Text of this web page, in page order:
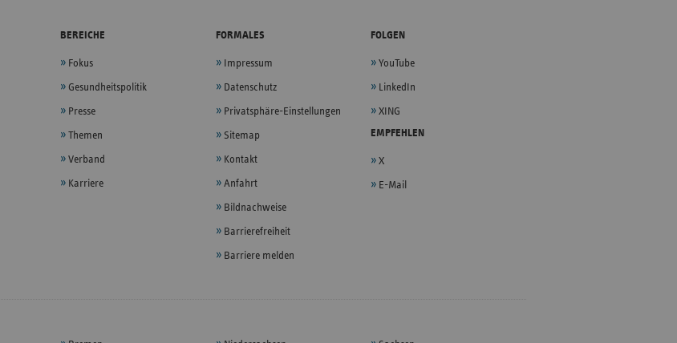
BEREICHE
Fokus
Gesundheitspolitik
Presse
Themen
Verband
Karriere
FORMALES
Impressum
Datenschutz
Privatsphäre-Einstellungen
Sitemap
Kontakt
Anfahrt
Bildnachweise
Barrierefreiheit
Barriere melden
FOLGEN
YouTube
LinkedIn
XING
EMPFEHLEN
X
E-Mail